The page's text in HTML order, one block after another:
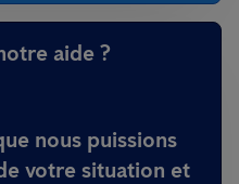
aide ?
nous puissions
votre situation et